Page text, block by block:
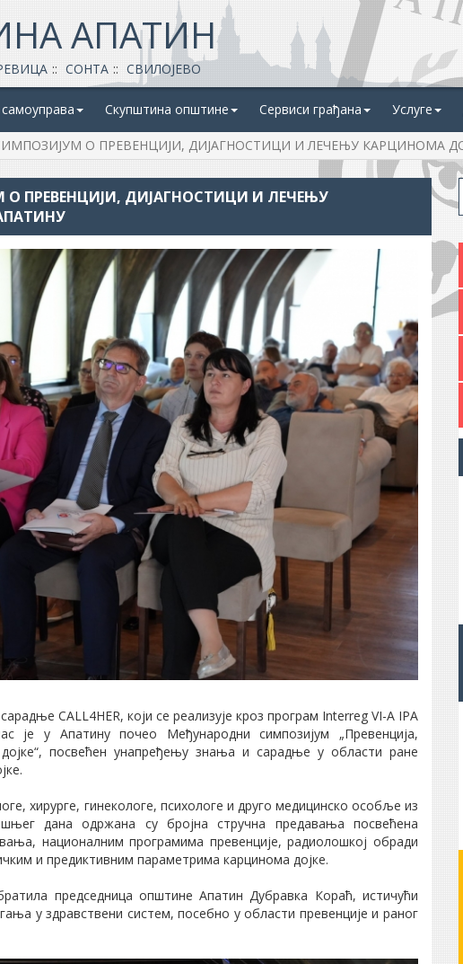
АПАТИН
СОНТА СВИЛОЈЕВО
Скупштина општине Сервиси грађана Услуге
О ПРЕВЕНЦИЈИ, ДИЈАГНОСТИЦИ И ЛЕЧЕЊУ КАРЦИНОМА
ПРЕВЕНЦИЈИ, ДИЈАГНОСТИЦИ И ЛЕЧЕЊУ
CALL4HER, који се реализује кроз програм Interreg VI-A IPA
је у Апатину почео Међународни симпозијум „Превенција,
посвећен унапређењу знања и сарадње у области ране
хирурге, гинекологе, психологе и друго медицинско особље из
дана одржана су бројна стручна предавања посвећена
националним програмима превенције, радиолошкој обради
и предиктивним параметрима карцинома дојке.
председница општине Апатин Дубравка Кораћ, истичући
у здравствени систем, посебно у области превенције и раног